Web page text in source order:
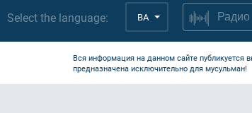
Select the language: BA Радио
Вся информация на данном сайте публикуется
предназначена исключительно для мусульман!